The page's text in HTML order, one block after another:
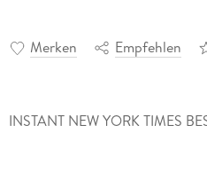
Merken Empfehlen